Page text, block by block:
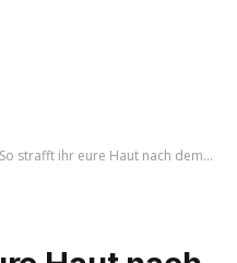
So strafft ihr eure Haut nach dem Abnehmen